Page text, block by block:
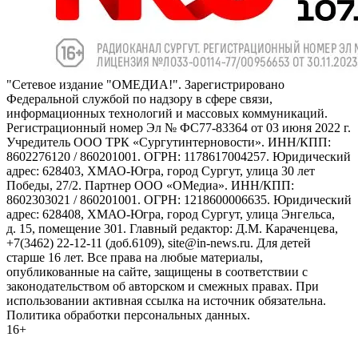
"Сетевое издание "ОМЕДИА!". Зарегистрировано
Федеральной службой по надзору в сфере связи,
информационных технологий и массовых коммуникаций.
Регистрационный номер Эл № ФС77-83364 от 03 июня 2022 г.
Учредитель ООО ТРК «Сургутинтерновости». ИНН/КПП:
8602276120 / 860201001. ОГРН: 1178617004257. Юридический
адрес: 628403, ХМАО-Югра, город Сургут, улица 30 лет
Победы, 27/2. Партнер ООО «ОМедиа». ИНН/КПП:
8602303021 / 860201001. ОГРН: 1218600006635. Юридический
адрес: 628408, ХМАО-Югра, город Сургут, улица Энгельса,
д. 15, помещение 301. Главный редактор: Д.М. Караченцева,
+7(3462) 22-12-11 (доб.6109), site@in-news.ru. Для детей
старше 16 лет. Все права на любые материалы,
опубликованные на сайте, защищены в соответствии с
законодательством об авторском и смежных правах. При
использовании активная ссылка на источник обязательна.
Политика обработки персональных данных.
16+